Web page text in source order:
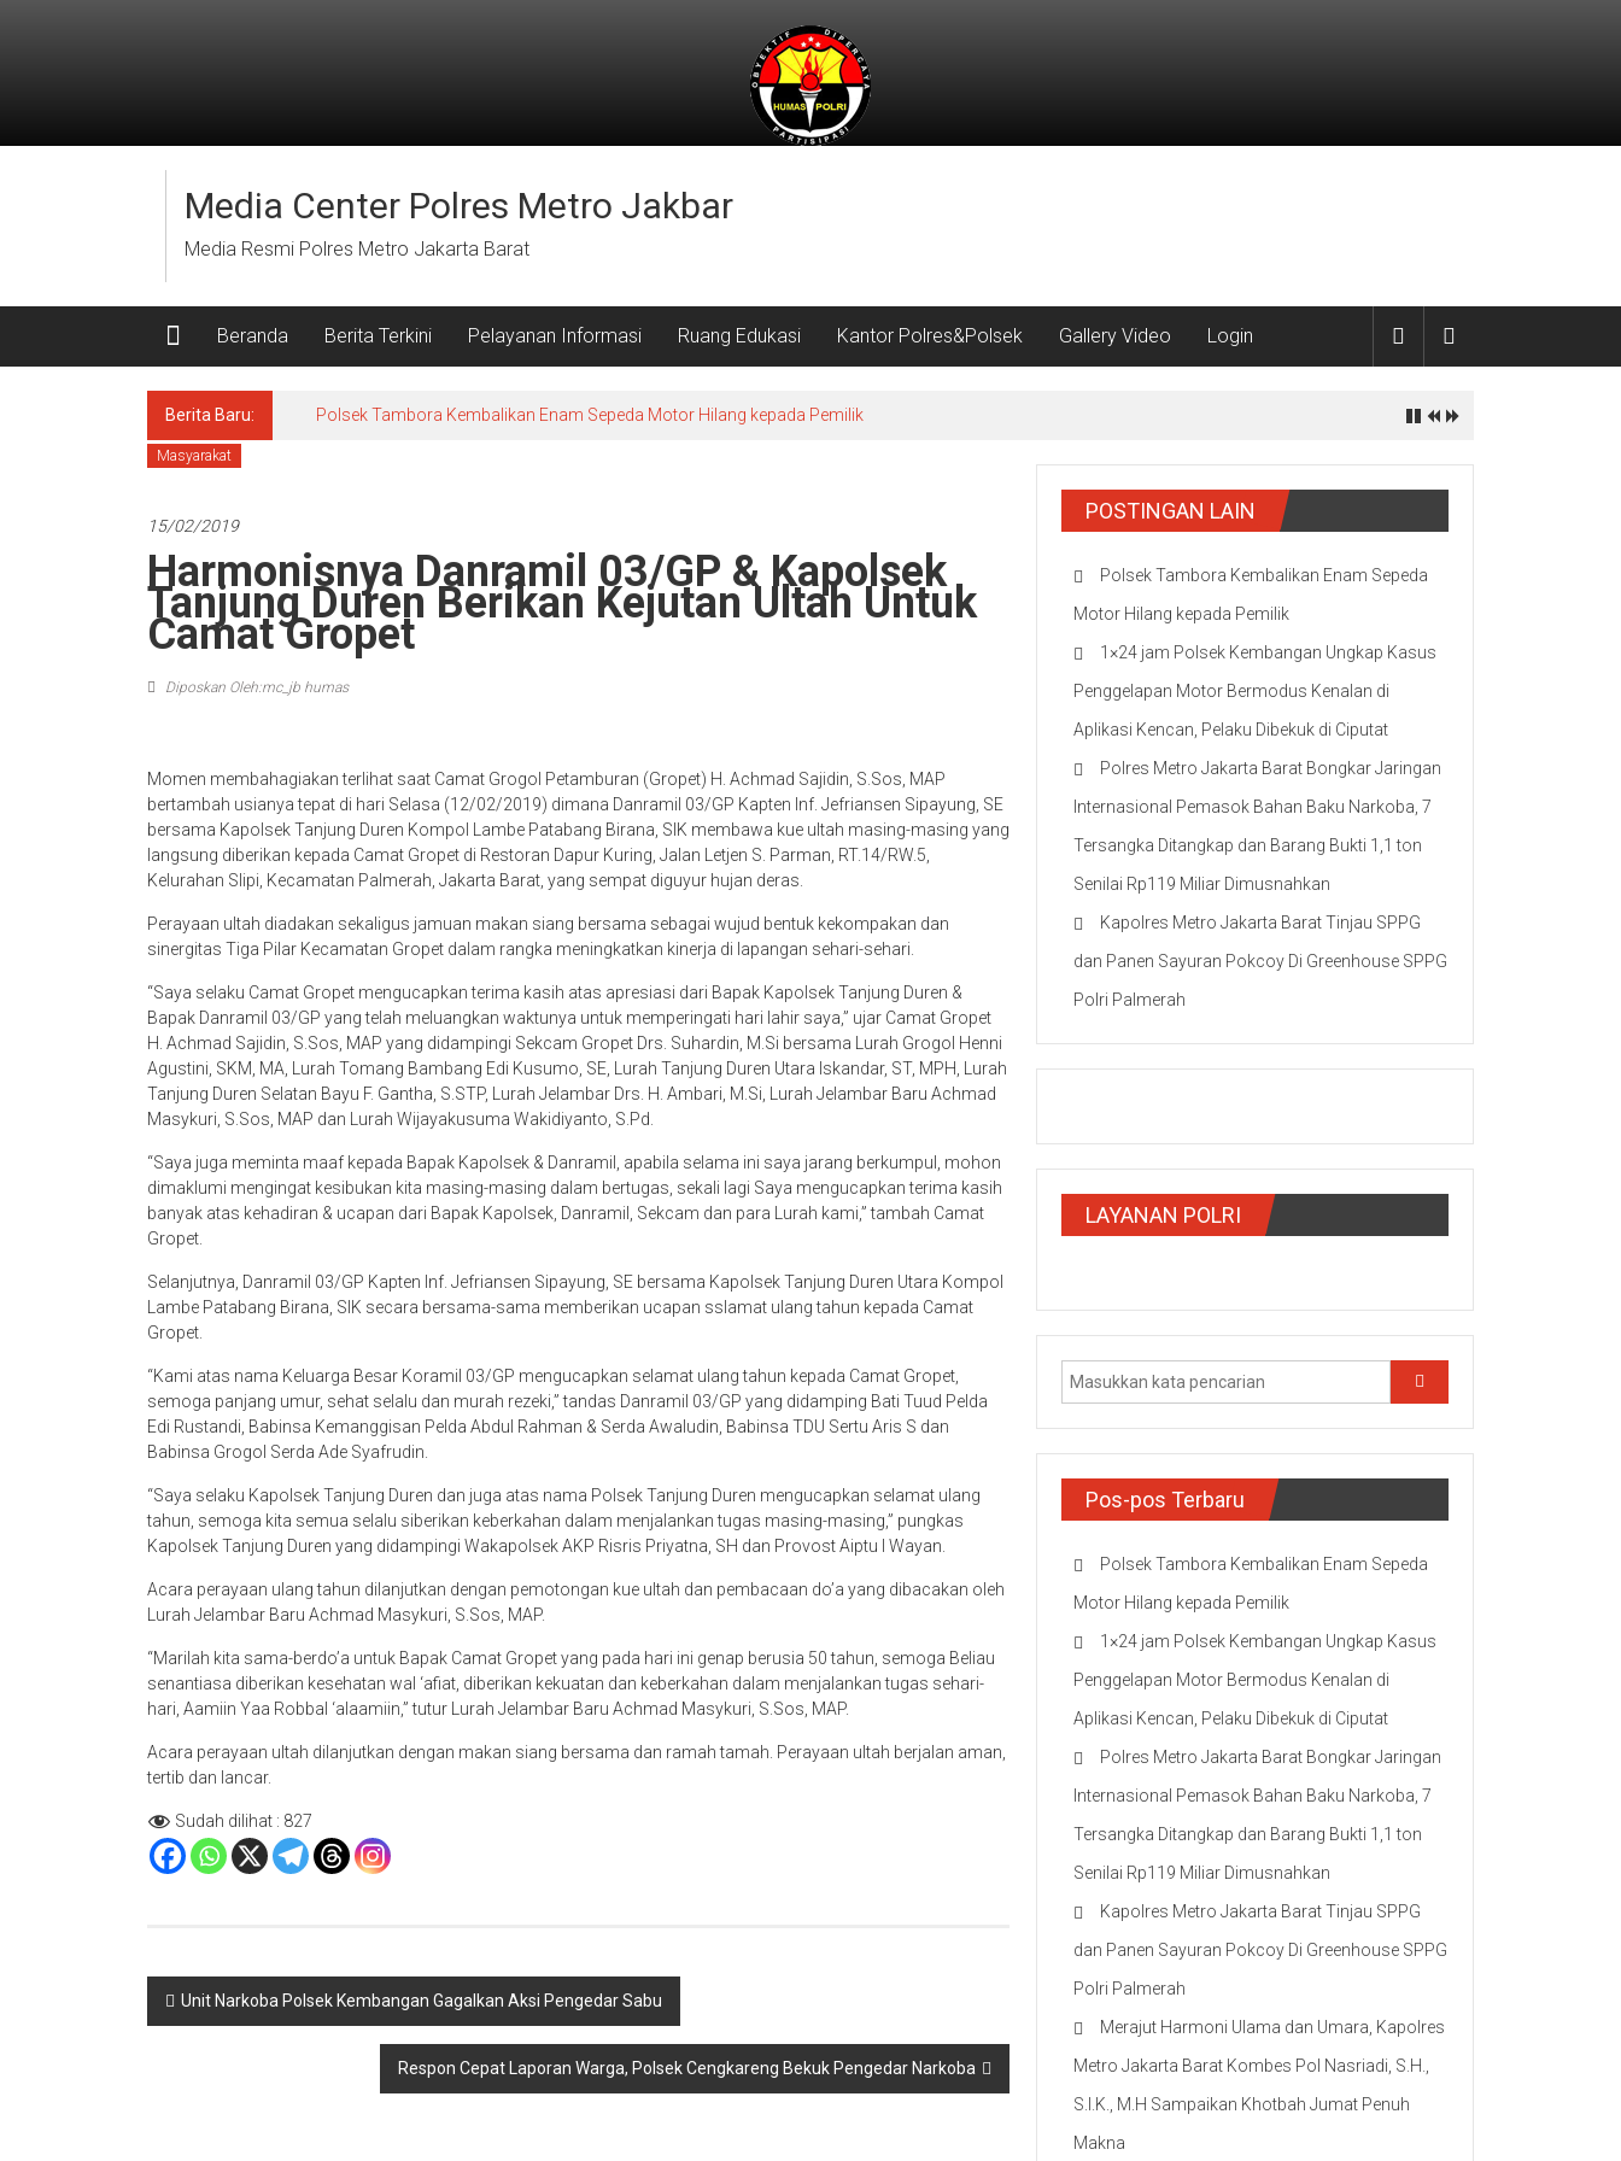
Media Center Polres Metro Jakbar
Media Resmi Polres Metro Jakarta Barat
Beranda Berita Terkini Pelayanan Informasi Ruang Edukasi Kantor Polres&Polsek Gallery Video Login
Berita Baru: Polsek Tambora Kembalikan Enam Sepeda Motor Hilang kepada Pemilik
Masyarakat
15/02/2019
Harmonisnya Danramil 03/GP & Kapolsek
Tanjung Duren Berikan Kejutan Ultah Untuk
Camat Gropet
Diposkan Oleh:mc_jb humas
Momen membahagiakan terlihat saat Camat Grogol Petamburan (Gropet) H. Achmad Sajidin, S.Sos, MAP
bertambah usianya tepat di hari Selasa (12/02/2019) dimana Danramil 03/GP Kapten Inf. Jefriansen Sipayung, SE
bersama Kapolsek Tanjung Duren Kompol Lambe Patabang Birana, SIK membawa kue ultah masing-masing yang
langsung diberikan kepada Camat Gropet di Restoran Dapur Kuring, Jalan Letjen S. Parman, RT.14/RW.5,
Kelurahan Slipi, Kecamatan Palmerah, Jakarta Barat, yang sempat diguyur hujan deras.
Perayaan ultah diadakan sekaligus jamuan makan siang bersama sebagai wujud bentuk kekompakan dan
sinergitas Tiga Pilar Kecamatan Gropet dalam rangka meningkatkan kinerja di lapangan sehari-sehari.
“Saya selaku Camat Gropet mengucapkan terima kasih atas apresiasi dari Bapak Kapolsek Tanjung Duren &
Bapak Danramil 03/GP yang telah meluangkan waktunya untuk memperingati hari lahir saya,” ujar Camat Gropet
H. Achmad Sajidin, S.Sos, MAP yang didampingi Sekcam Gropet Drs. Suhardin, M.Si bersama Lurah Grogol Henni
Agustini, SKM, MA, Lurah Tomang Bambang Edi Kusumo, SE, Lurah Tanjung Duren Utara Iskandar, ST, MPH, Lurah
Tanjung Duren Selatan Bayu F. Gantha, S.STP, Lurah Jelambar Drs. H. Ambari, M.Si, Lurah Jelambar Baru Achmad
Masykuri, S.Sos, MAP dan Lurah Wijayakusuma Wakidiyanto, S.Pd.
“Saya juga meminta maaf kepada Bapak Kapolsek & Danramil, apabila selama ini saya jarang berkumpul, mohon
dimaklumi mengingat kesibukan kita masing-masing dalam bertugas, sekali lagi Saya mengucapkan terima kasih
banyak atas kehadiran & ucapan dari Bapak Kapolsek, Danramil, Sekcam dan para Lurah kami,” tambah Camat
Gropet.
Selanjutnya, Danramil 03/GP Kapten Inf. Jefriansen Sipayung, SE bersama Kapolsek Tanjung Duren Utara Kompol
Lambe Patabang Birana, SIK secara bersama-sama memberikan ucapan sslamat ulang tahun kepada Camat
Gropet.
“Kami atas nama Keluarga Besar Koramil 03/GP mengucapkan selamat ulang tahun kepada Camat Gropet,
semoga panjang umur, sehat selalu dan murah rezeki,” tandas Danramil 03/GP yang didamping Bati Tuud Pelda
Edi Rustandi, Babinsa Kemanggisan Pelda Abdul Rahman & Serda Awaludin, Babinsa TDU Sertu Aris S dan
Babinsa Grogol Serda Ade Syafrudin.
“Saya selaku Kapolsek Tanjung Duren dan juga atas nama Polsek Tanjung Duren mengucapkan selamat ulang
tahun, semoga kita semua selalu siberikan keberkahan dalam menjalankan tugas masing-masing,” pungkas
Kapolsek Tanjung Duren yang didampingi Wakapolsek AKP Risris Priyatna, SH dan Provost Aiptu I Wayan.
Acara perayaan ulang tahun dilanjutkan dengan pemotongan kue ultah dan pembacaan do’a yang dibacakan oleh
Lurah Jelambar Baru Achmad Masykuri, S.Sos, MAP.
“Marilah kita sama-berdo’a untuk Bapak Camat Gropet yang pada hari ini genap berusia 50 tahun, semoga Beliau
senantiasa diberikan kesehatan wal ‘afiat, diberikan kekuatan dan keberkahan dalam menjalankan tugas sehari-
hari, Aamiin Yaa Robbal ‘alaamiin,” tutur Lurah Jelambar Baru Achmad Masykuri, S.Sos, MAP.
Acara perayaan ultah dilanjutkan dengan makan siang bersama dan ramah tamah. Perayaan ultah berjalan aman,
tertib dan lancar.
Sudah dilihat : 827
Navigasi
pos
Unit Narkoba Polsek Kembangan Gagalkan Aksi Pengedar Sabu
Respon Cepat Laporan Warga, Polsek Cengkareng Bekuk Pengedar Narkoba
POSTINGAN LAIN
Polsek Tambora Kembalikan Enam Sepeda
Motor Hilang kepada Pemilik
1×24 jam Polsek Kembangan Ungkap Kasus
Penggelapan Motor Bermodus Kenalan di
Aplikasi Kencan, Pelaku Dibekuk di Ciputat
Polres Metro Jakarta Barat Bongkar Jaringan
Internasional Pemasok Bahan Baku Narkoba, 7
Tersangka Ditangkap dan Barang Bukti 1,1 ton
Senilai Rp119 Miliar Dimusnahkan
Kapolres Metro Jakarta Barat Tinjau SPPG
dan Panen Sayuran Pokcoy Di Greenhouse SPPG
Polri Palmerah
LAYANAN POLRI
Pos-pos Terbaru
Polsek Tambora Kembalikan Enam Sepeda
Motor Hilang kepada Pemilik
1×24 jam Polsek Kembangan Ungkap Kasus
Penggelapan Motor Bermodus Kenalan di
Aplikasi Kencan, Pelaku Dibekuk di Ciputat
Polres Metro Jakarta Barat Bongkar Jaringan
Internasional Pemasok Bahan Baku Narkoba, 7
Tersangka Ditangkap dan Barang Bukti 1,1 ton
Senilai Rp119 Miliar Dimusnahkan
Kapolres Metro Jakarta Barat Tinjau SPPG
dan Panen Sayuran Pokcoy Di Greenhouse SPPG
Polri Palmerah
Merajut Harmoni Ulama dan Umara, Kapolres
Metro Jakarta Barat Kombes Pol Nasriadi, S.H.,
S.I.K., M.H Sampaikan Khotbah Jumat Penuh
Makna